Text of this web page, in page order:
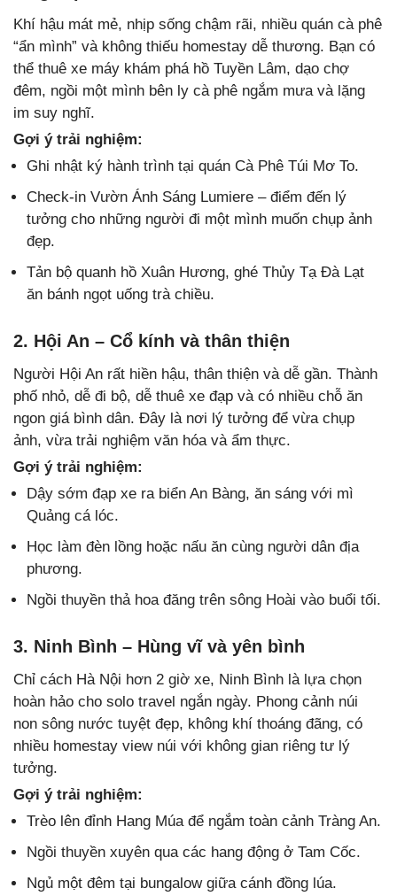
Khí hậu mát mẻ, nhịp sống chậm rãi, nhiều quán cà phê
“ẩn mình” và không thiếu homestay dễ thương. Bạn có
thể thuê xe máy khám phá hồ Tuyền Lâm, dạo chợ
đêm, ngồi một mình bên ly cà phê ngắm mưa và lặng
im suy nghĩ.
Gợi ý trải nghiệm:
Ghi nhật ký hành trình tại quán Cà Phê Túi Mơ To.
Check-in Vườn Ánh Sáng Lumiere – điểm đến lý
tưởng cho những người đi một mình muốn chụp ảnh
đẹp.
Tản bộ quanh hồ Xuân Hương, ghé Thủy Tạ Đà Lạt
ăn bánh ngọt uống trà chiều.
2. Hội An – Cổ kính và thân thiện
Người Hội An rất hiền hậu, thân thiện và dễ gần. Thành
phố nhỏ, dễ đi bộ, dễ thuê xe đạp và có nhiều chỗ ăn
ngon giá bình dân. Đây là nơi lý tưởng để vừa chụp
ảnh, vừa trải nghiệm văn hóa và ẩm thực.
Gợi ý trải nghiệm:
Dậy sớm đạp xe ra biển An Bàng, ăn sáng với mì
Quảng cá lóc.
Học làm đèn lồng hoặc nấu ăn cùng người dân địa
phương.
Ngồi thuyền thả hoa đăng trên sông Hoài vào buổi tối.
3. Ninh Bình – Hùng vĩ và yên bình
Chỉ cách Hà Nội hơn 2 giờ xe, Ninh Bình là lựa chọn
hoàn hảo cho solo travel ngắn ngày. Phong cảnh núi
non sông nước tuyệt đẹp, không khí thoáng đãng, có
nhiều homestay view núi với không gian riêng tư lý
tưởng.
Gợi ý trải nghiệm:
Trèo lên đỉnh Hang Múa để ngắm toàn cảnh Tràng An.
Ngồi thuyền xuyên qua các hang động ở Tam Cốc.
Ngủ một đêm tại bungalow giữa cánh đồng lúa.